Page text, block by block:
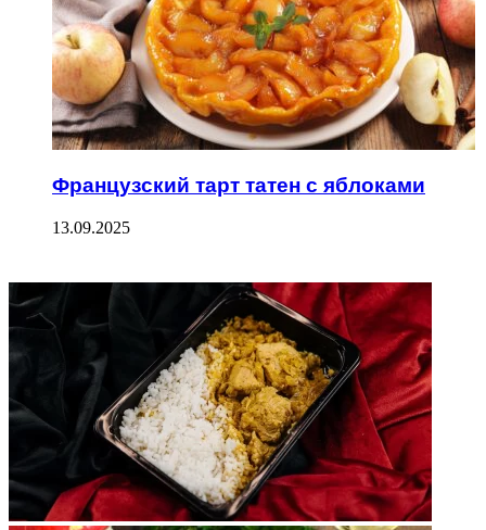
Французский тарт татен с яблоками
13.09.2025